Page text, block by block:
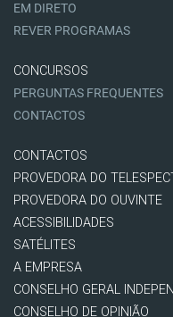
EM DIRETO
REVER PROGRAMAS
CONCURSOS
PERGUNTAS FREQUENTES
CONTACTOS
CONTACTOS
PROVEDORA DO
PROVEDORA DO OUVINTE
ACESSIBILIDADES
SATÉLITES
A EMPRESA
CONSELHO GERAL
CONSELHO DE OPINIÃO